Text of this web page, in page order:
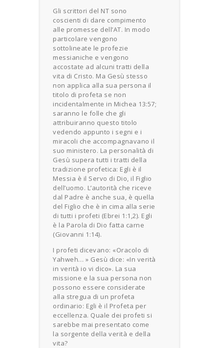
Gli scrittori del NT sono
coscienti di dare compimento
alle promesse dell’AT. In modo
particolare vengono
sottolineate le profezie
messianiche e vengono
accostate ad alcuni tratti della
vita di Cristo. Ma Gesù stesso
non applica alla sua persona il
titolo di profeta se non
incidentalmente in Michea 13:57;
saranno le folle che gli
attribuiranno questo titolo
vedendo appunto i segni e i
miracoli che accompagnavano il
suo ministero. La personalità di
Gesù supera tutti i tratti della
tradizione profetica: Egli è il
Messia è il Servo di Dio, il Figlio
dell’uomo. L’autorità che riceve
dal Padre è anche sua, è quella
del Figlio che è in cima alla serie
di tutti i profeti (Ebrei 1:1,2). Egli
è la Parola di Dio fatta carne
(Giovanni 1:14).
I profeti dicevano: «Oracolo di
Yahweh… » Gesù dice: «In verità
in verità io vi dico». La sua
missione e la sua persona non
possono essere considerate
alla stregua di un profeta
ordinario: Egli è il Profeta per
eccellenza. Quale dei profeti si
sarebbe mai presentato come
la sorgente della verità e della
vita?